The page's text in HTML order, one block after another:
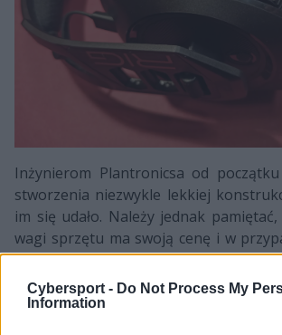
Cybersport - Do Not Process My
Information
Inżynierom Plantronicsa od początku
stworzenia niezwykle lekkiej
im się udało. Należy jednak
wagi sprzętu ma swoją cenę i w
musimy ją „zapłacić” poprzez brak
swobodnej regulacji słuchawek.
Plantronics zdecydował się na trzy